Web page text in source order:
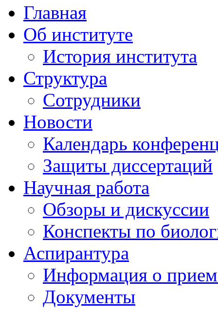
Главная
Об институте
История института
Структура
Сотрудники
Новости
Календарь
Защиты диссертаций
Научная работа
Обзоры и дискуссии
Конспекты по
Аспирантура
Информация о
Документы